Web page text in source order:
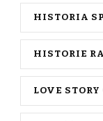
HISTORIA
HISTORIE
LOVE STORY